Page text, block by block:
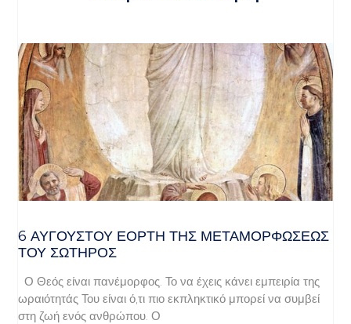
6 ΑΥΓΟΥΣΤΟΥ ΕΟΡΤΗ ΤΗΣ ΜΕΤΑΜΟΡΦΩΣΕΩΣ
ΤΟΥ ΣΩΤΗΡΟΣ
Ο Θεός είναι πανέμορφος. Το να έχεις κάνει εμπειρία της
ωραιότητάς Του είναι ό,τι πιο εκπληκτικό μπορεί να συμβεί
στη ζωή ενός ανθρώπου. Ο